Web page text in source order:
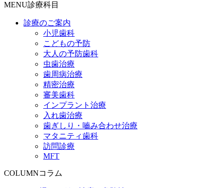
MENU診療科目
診療のご案内
小児歯科
こどもの予防
大人の予防歯科
虫歯治療
歯周病治療
精密治療
審美歯科
インプラント治療
入れ歯治療
歯ぎしり・嚙み合わせ治療
マタニティ歯科
訪問診療
MFT
COLUMNコラム